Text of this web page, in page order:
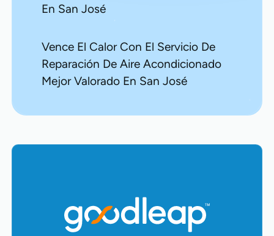
En San José
Vence El Calor Con El Servicio De
Reparación De Aire Acondicionado
Mejor Valorado En San José